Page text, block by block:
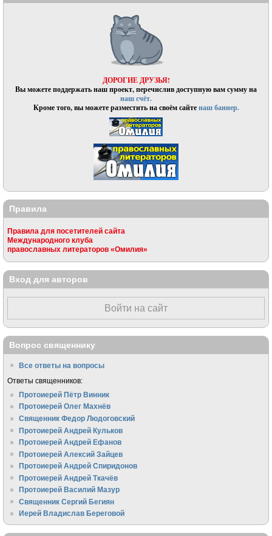
ДОРОГИЕ ДРУЗЬЯ!
Вы можете поддержать наш проект, перечислив доступную вам сумму на
наш счёт.
Кроме того, вы можете разместить на своём сайтенаш баннер.
Правила
Правила для посетителей сайта
Международного клуба
православных литераторов «Омилия»
Вход для авторов
Войти на сайт
Вопрос священнику
Все ответы на вопросы
Ответы священников:
Протоиерей Пётр Винник
Протоиерей Олег Махнёв
Священник Федор Людоговский
Протоиерей Андрей Кульков
Протоиерей Андрей Ефанов
Протоиерей Алексий Зайцев
Протоиерей Андрей Спиридонов
Протоиерей Андрей Ткачёв
Протоиерей Василий Мазур
Священник Сергий Бегиян
Иерей Владислав Береговой